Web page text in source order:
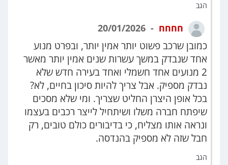
הגב
חחחח
כמובן שרכב פשוט יותר אמין יותר, ובפרט מנוע
אחד שנבדק במשך עשרות שנים אמין יותר מאשר
2 מנועים אחד חשמלי ואחד בעירה חדש שלא
נבדק מספיק. אבל צריך להיות סיכון בחיים, לא?
בכל אופן היצרן החליט שצריך. ומי שלא מסכים
שיפתח חברה משלו ושיתחיל לייצר רכבים בעצמו
ונראה אותו מצליח, כי בדיבורים כולם טובים, רק
חבל שזה לא מספיק בהנדסה.
הגב